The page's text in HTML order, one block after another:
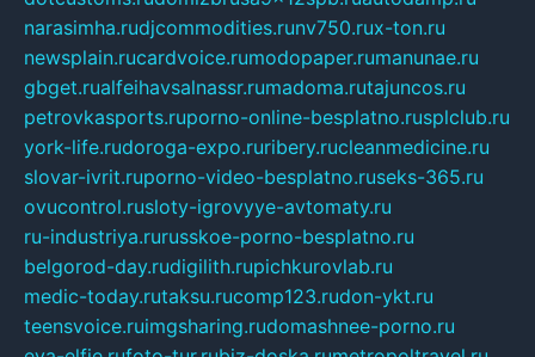
narasimha.rudjcommodities.runv750.rux-ton.ru
newsplain.rucardvoice.rumodopaper.rumanunae.ru
gbget.rualfeihavsalnassr.rumadoma.rutajuncos.ru
petrovkasports.ruporno-online-besplatno.rusplclub.ru
york-life.rudoroga-expo.ruribery.rucleanmedicine.ru
slovar-ivrit.ruporno-video-besplatno.ruseks-365.ru
ovucontrol.rusloty-igrovyye-avtomaty.ru
ru-industriya.rurusskoe-porno-besplatno.ru
belgorod-day.rudigilith.rupichkurovlab.ru
medic-today.rutaksu.rucomp123.rudon-ykt.ru
teensvoice.ruimgsharing.rudomashnee-porno.ru